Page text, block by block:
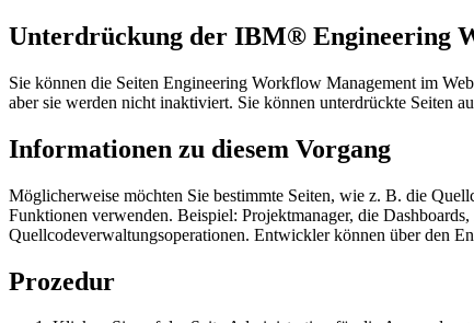
Unterdrückung der IBM® Engineering
Sie können die Seiten Engineering Workflow Management im
aber sie werden nicht inaktiviert. Sie können unterdrückte Seiten
Informationen zu diesem Vorgang
Möglicherweise möchten Sie bestimmte Seiten, wie z. B. die
Funktionen verwenden. Beispiel: Projektmanager, die
Quellcodeverwaltungsoperationen. Entwickler können über den
Prozedur